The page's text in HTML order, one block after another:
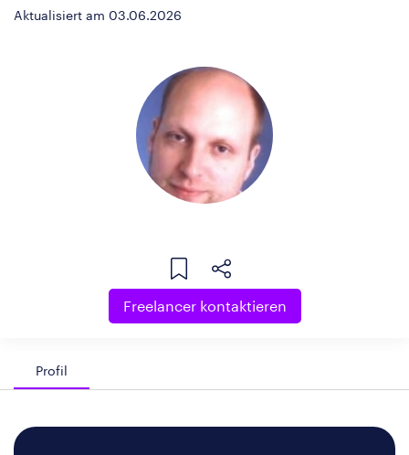
Aktualisiert am 03.06.2026
Freelancer kontaktieren
Profil